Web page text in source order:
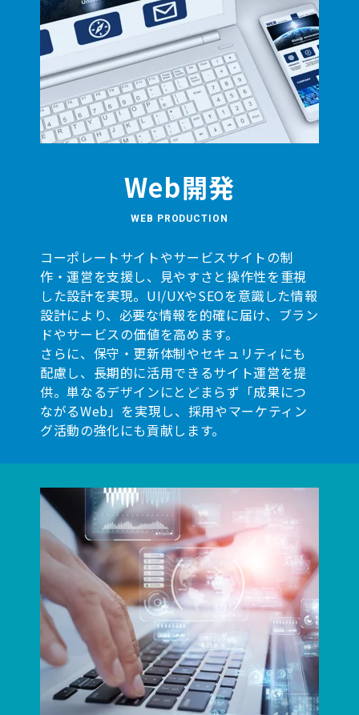
Web開発
WEB PRODUCTION
コーポレートサイトやサービスサイトの制
作・運営を支援し、見やすさと操作性を重視
した設計を実現。UI/UXやSEOを意識した情報
設計により、必要な情報を的確に届け、ブラン
ドやサービスの価値を高めます。
さらに、保守・更新体制やセキュリティにも
配慮し、長期的に活用できるサイト運営を提
供。単なるデザインにとどまらず「成果につ
ながるWeb」を実現し、採用やマーケティン
グ活動の強化にも貢献します。